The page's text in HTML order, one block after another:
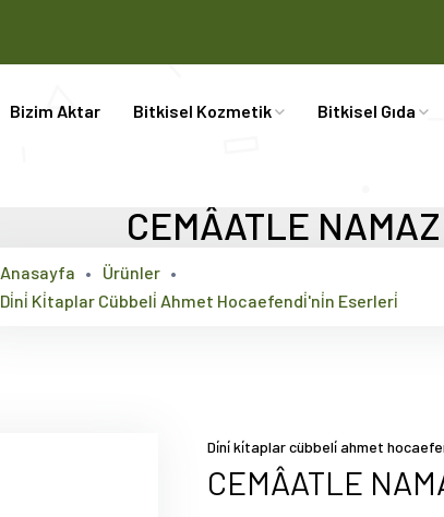
Bizim Aktar Bitkisel Kozmetik Bitkisel Gıda
CEMÂATLE NAMAZ
Anasayfa
Ürünler
Di̇ni̇ Ki̇taplar Cübbeli̇ Ahmet Hocaefendi̇'ni̇n Eserleri̇
Di̇ni̇ ki̇taplar cübbeli̇ ahmet
CEMÂATLE